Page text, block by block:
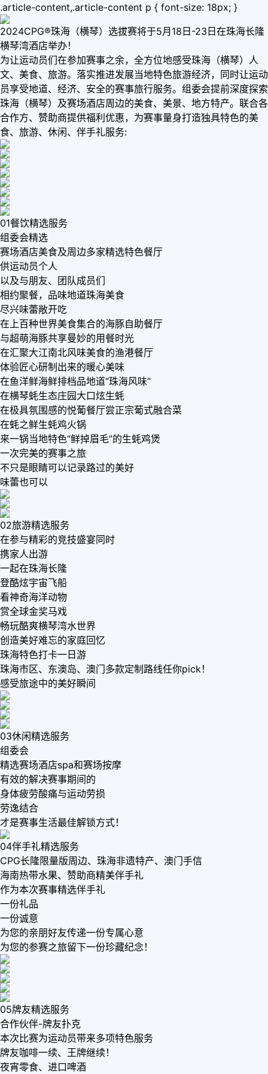
.article-content,.article-content p { font-size: 18px; }
2024CPG®珠海（横琴）选拔赛将于5月18日-23日在珠海长隆
横琴湾酒店举办！
为让运动员们在参加赛事之余，全方位地感受珠海（横琴）人
文、美食、旅游。落实推进发展当地特色旅游经济，同时让运动
员享受地道、经济、安全的赛事旅行服务。组委会提前深度探索
珠海（横琴）及赛场酒店周边的美食、美景、地方特产。联合各
合作方、赞助商提供福利优惠，为赛事量身打造独具特色的美
食、旅游、休闲、伴手礼服务:
01餐饮精选服务
组委会精选
赛场酒店美食及周边多家精选特色餐厅
供运动员个人
以及与朋友、团队成员们
相约聚餐，品味地道珠海美食
尽兴味蕾敞开吃
在上百种世界美食集合的海豚自助餐厅
与超萌海豚共享曼妙的用餐时光
在汇聚大江南北风味美食的渔港餐厅
体验匠心研制出来的暖心美味
在鱼洋鲜海鲜排档品地道“珠海风味”
在横琴蚝生态庄园大口炫生蚝
在极具氛围感的悦葡餐厅尝正宗葡式融合菜
在蚝之鲜生蚝鸡火锅
来一锅当地特色“鲜掉眉毛”的生蚝鸡煲
一次完美的赛事之旅
不只是眼睛可以记录路过的美好
味蕾也可以
02旅游精选服务
在参与精彩的竞技盛宴同时
携家人出游
一起在珠海长隆
登酷炫宇宙飞船
看神奇海洋动物
赏全球金奖马戏
畅玩酷爽横琴湾水世界
创造美好难忘的家庭回忆
珠海特色打卡一日游
珠海市区、东澳岛、澳门多款定制路线任你pick！
感受旅途中的美好瞬间
03休闲精选服务
组委会
精选赛场酒店spa和赛场按摩
有效的解决赛事期间的
身体疲劳酸痛与运动劳损
劳逸结合
才是赛事生活最佳解锁方式！
04伴手礼精选服务
CPG长隆限量版周边、珠海非遗特产、澳门手信
海南热带水果、赞助商精美伴手礼
作为本次赛事精选伴手礼
一份礼品
一份诚意
为您的亲朋好友传递一份专属心意
为您的参赛之旅留下一份珍藏纪念！
05牌友精选服务
合作伙伴-牌友扑克
本次比赛为运动员带来多项特色服务
牌友咖啡一续、王牌继续！
夜宵零食、进口啤酒